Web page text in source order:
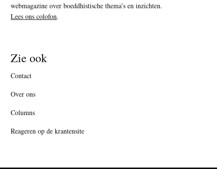
webmagazine over boeddhistische thema’s en inzichten.
Lees ons colofon.
Zie ook
Contact
Over ons
Columns
Reageren op de krantensite